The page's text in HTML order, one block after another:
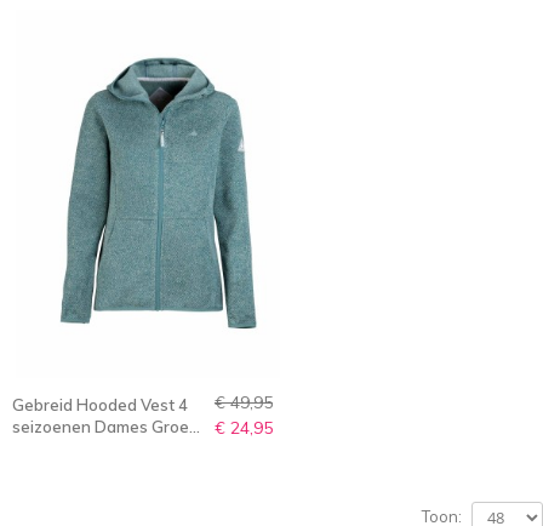
Gebreid Hooded Vest 4
seizoenen Dames Groen
€ 49,95
€ 24,95
Toon: